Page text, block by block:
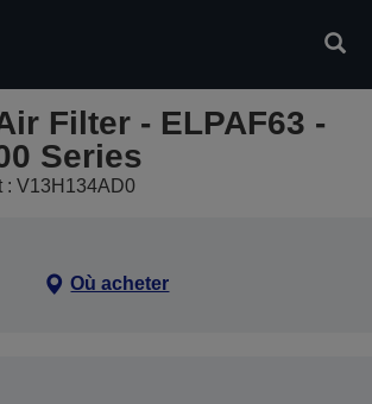
Filter - ELPAF63 -
Series
: V13H134AD0
Où acheter